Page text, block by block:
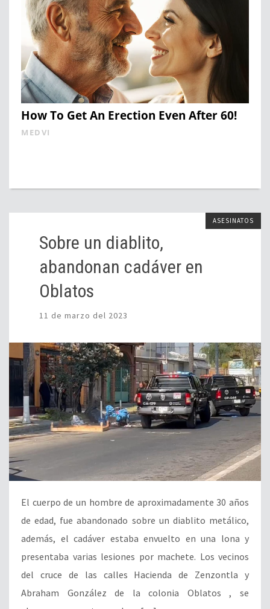
How To Get An Erection Even After 60!
MEDVI
ASESINATOS
Sobre un diablito,
abandonan cadáver en
Oblatos
11 de marzo del 2023
El cuerpo de un hombre de aproximadamente 30 años
de edad, fue abandonado sobre un diablito metálico,
además, el cadáver estaba envuelto en una lona y
presentaba varias lesiones por machete. Los vecinos
del cruce de las calles Hacienda de Zenzontla y
Abraham González de la colonia Oblatos , se